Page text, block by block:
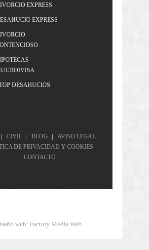
EXPRESS
EXPRESS
DESAHUCIOS
CIVIL BLOG
AVISO LEGAL
DE PRIVACIDAD Y COOKIES
CONTACTO
web: Factory Media Web